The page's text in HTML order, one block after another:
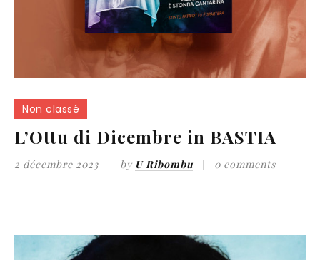
Non classé
L’Ottu di Dicembre in BASTIA
2 décembre 2023 by U Ribombu 0 comments